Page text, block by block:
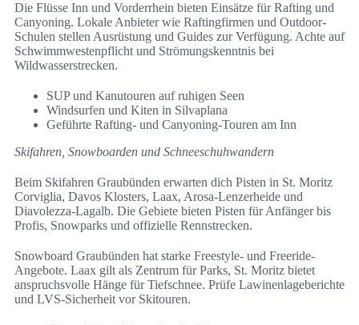
Die Flüsse Inn und Vorderrhein bieten Einsätze für Rafting und
Canyoning. Lokale Anbieter wie Raftingfirmen und Outdoor-
Schulen stellen Ausrüstung und Guides zur Verfügung. Achte auf
Schwimmwestenpflicht und Strömungskenntnis bei
Wildwasserstrecken.
SUP und Kanutouren auf ruhigen Seen
Windsurfen und Kiten in Silvaplana
Geführte Rafting- und Canyoning-Touren am Inn
Skifahren, Snowboarden und Schneeschuhwandern
Beim Skifahren Graubünden erwarten dich Pisten in St. Moritz
Corviglia, Davos Klosters, Laax, Arosa-Lenzerheide und
Diavolezza-Lagalb. Die Gebiete bieten Pisten für Anfänger bis
Profis, Snowparks und offizielle Rennstrecken.
Snowboard Graubünden hat starke Freestyle- und Freeride-
Angebote. Laax gilt als Zentrum für Parks, St. Moritz bietet
anspruchsvolle Hänge für Tiefschnee. Prüfe Lawinenlageberichte
und LVS-Sicherheit vor Skitouren.